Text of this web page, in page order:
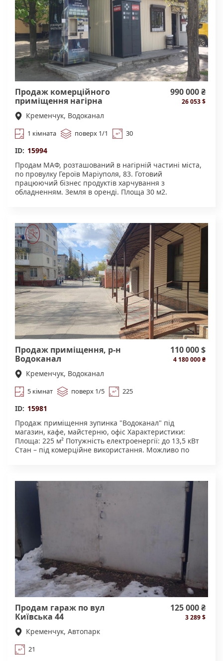
Продаж комерційного
приміщення нагірна
частина міста
990 000 ₴
26 053 $
Кременчук, Водоканал
1 кімната поверх 1/1 30
ID: 15994
Продам МАФ, розташований в нагірній частині міста,
по провулку Героїв Маріуполя, 83. Готовий
працюючий бізнес продуктів харчування з
обладненням. Земля в оренді. Площа 30 м2.
спальному районі, на перетені великого людино-
потоку та трафіку автомобілів . Поряд зупинки
громадського транспорту. Є паркувальні місця для
клієтів та постачальників. Ціна 22000 $. Оперативний
показ. Додатково комісія агенства нерухомості.
Продаж приміщення, р-н
Водоканал
110 000 $
4 180 000 ₴
Кременчук, Водоканал
5 кімнат поверх 1/5 225
ID: 15981
Продаж приміщення зупинка "Водоканал" під
магазин, кафе, майстерню, офіс Характеристики:
Площа: 225 м² Потужність електроенергії: до 13,5 кВт
Стан – під комерційне використання. Можливо по
Продам гараж по вул
Київська 44
125 000 ₴
3 289 $
Кременчук, Автопарк
21